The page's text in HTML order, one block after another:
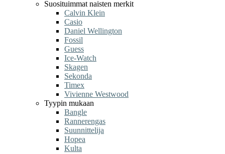
Suosituimmat naisten merkit
Calvin Klein
Casio
Daniel Wellington
Fossil
Guess
Ice-Watch
Skagen
Sekonda
Timex
Vivienne Westwood
Tyypin mukaan
Bangle
Rannerengas
Suunnittelija
Hopea
Kulta